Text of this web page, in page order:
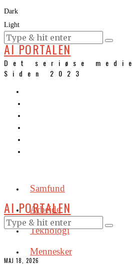
Dark
Light
KURSER
AI PORTALEN
Det seriøse
Siden 2023
Samfund
Arbejde
Teknologi
Mennesker
AI PORTALEN
MAJ 18, 2026